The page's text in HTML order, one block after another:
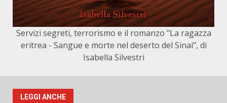
Servizi segreti, terrorismo e il romanzo "La ragazza
eritrea - Sangue e morte nel deserto del Sinai", di
Isabella Silvestri
LEGGI ANCHE